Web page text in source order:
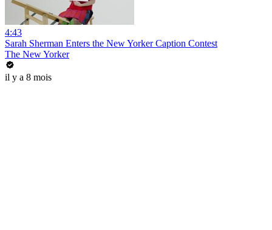
4:43
Sarah Sherman Enters the New Yorker Caption Contest
The New Yorker
il y a 8 mois